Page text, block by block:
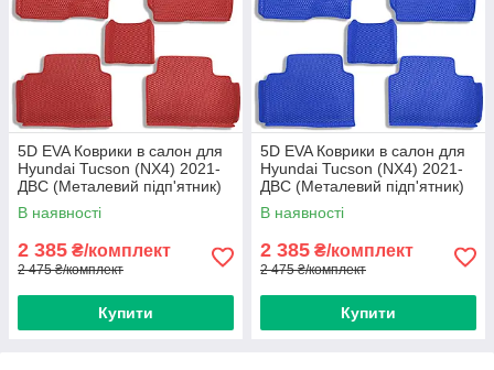
5D EVA Коврики в салон для
Hyundai Tucson (NX4) 2021-
ДВС (Металевий підп'ятник)
Червоні 5 шт
В наявності
2 385 ₴/комплект
2 475 ₴/комплект
Купити
5D EVA Коврики в салон для
Hyundai Tucson (NX4) 2021-
ДВС (Металевий підп'ятник)
Синий-Синій кант 5 шт
В наявності
2 385 ₴/комплект
2 475 ₴/комплект
Купити